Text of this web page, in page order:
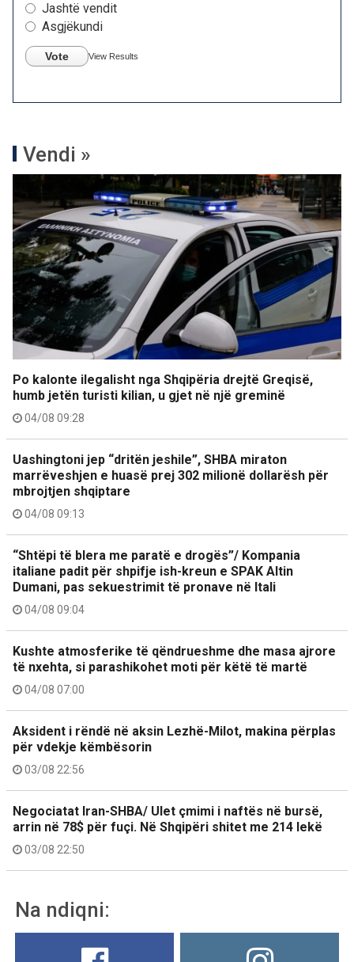
Jashtë vendit
Asgjëkundi
Vote View Results
Vendi »
Po kalonte ilegalisht nga Shqipëria drejtë Greqisë,
humb jetën turisti kilian, u gjet në një greminë
04/08 09:28
Uashingtoni jep “dritën jeshile”, SHBA miraton
marrëveshjen e huasë prej 302 milionë dollarësh për
mbrojtjen shqiptare
04/08 09:13
“Shtëpi të blera me paratë e drogës”/ Kompania
italiane padit për shpifje ish-kreun e SPAK Altin
Dumani, pas sekuestrimit të pronave në Itali
04/08 09:04
Kushte atmosferike të qëndrueshme dhe masa ajrore
të nxehta, si parashikohet moti për këtë të martë
04/08 07:00
Aksident i rëndë në aksin Lezhë-Milot, makina përplas
për vdekje këmbësorin
03/08 22:56
Negociatat Iran-SHBA/ Ulet çmimi i naftës në bursë,
arrin në 78$ për fuçi. Në Shqipëri shitet me 214 lekë
03/08 22:50
Na ndiqni: